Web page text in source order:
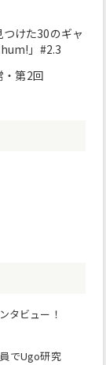
けた30のギャ
」#2.3
・第2回
タビュー！
でUgo研究